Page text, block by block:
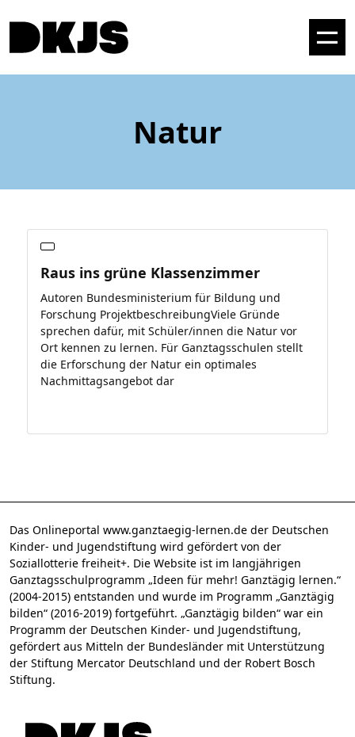
Natur
Raus ins grüne Klassenzimmer
Autoren Bundesministerium für Bildung und
Forschung ProjektbeschreibungViele Gründe
sprechen dafür, mit Schüler/innen die Natur vor
Ort kennen zu lernen. Für Ganztagsschulen stellt
die Erforschung der Natur ein optimales
Nachmittagsangebot dar
Das Onlineportal www.ganztaegig-lernen.de der Deutschen
Kinder- und Jugendstiftung wird gefördert von der
Soziallotterie freiheit+. Die Website ist im langjährigen
Ganztagsschulprogramm „Ideen für mehr! Ganztägig lernen.“
(2004-2015) entstanden und wurde im Programm „Ganztägig
bilden“ (2016-2019) fortgeführt. „Ganztägig bilden“ war ein
Programm der Deutschen Kinder- und Jugendstiftung,
gefördert aus Mitteln der Bundesländer mit Unterstützung
der Stiftung Mercator Deutschland und der Robert Bosch
Stiftung.